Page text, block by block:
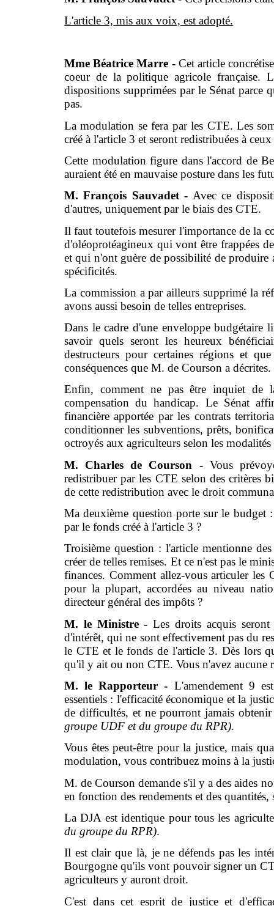
L'article 3, mis aux voix, est adopté.
Mme Béatrice Marre - Cet article
coeur de la politique agricole française.
dispositions supprimées par le Sénat
pas.
La modulation se fera par les CTE. Les
créé à l'article 3 et seront redistribuées à
Cette modulation figure dans l'accord de
auraient été en mauvaise posture dans les
M. François Sauvadet - Avec ce
d'autres, uniquement par le biais des CTE.
Il faut toutefois mesurer l'importance de la
d'oléoprotéagineux qui vont être frappées
et qui n'ont guère de possibilité de
spécificités.
La commission a par ailleurs supprimé la
avons aussi besoin de telles entreprises.
Dans le cadre d'une enveloppe
savoir quels seront les heureux
destructeurs pour certaines régions et
conséquences que M. de Courson a décrites.
Enfin, comment ne pas être inquiet de
compensation du handicap. Le Sénat
financière apportée par les contrats
conditionner les subventions, prêts,
octroyés aux agriculteurs selon les
M. Charles de Courson - Vous
redistribuer par les CTE selon des critères
de cette redistribution avec le droit
Ma deuxième question porte sur le budget
par le fonds créé à l'article 3 ?
Troisième question : l'article mentionne
créer de telles remises. Et ce n'est pas le
finances. Comment allez-vous articuler les
pour la plupart, accordées au niveau
directeur général des impôts ?
M. le Ministre -Les droits acquis
d'intérêt, qui ne sont effectivement pas du
le CTE et le fonds de l'article 3. Dès lors
qu'il y ait ou non CTE. Vous n'avez aucune
M. le Rapporteur - L'amendement 9
essentiels : l'efficacité économique et la
de difficultés, et ne pourront jamais
groupe UDF et du groupe du RPR).
Vous êtes peut-être pour la justice, mais
modulation, vous contribuez moins à la
M. de Courson demande s'il y a des aides
en fonction des rendements et des
La DJA est identique pour tous les
du groupe du RPR).
Il est clair que là, je ne défends pas les
Bourgogne qu'ils vont pouvoir signer un
agriculteurs y auront droit.
C'est dans cet esprit de justice et